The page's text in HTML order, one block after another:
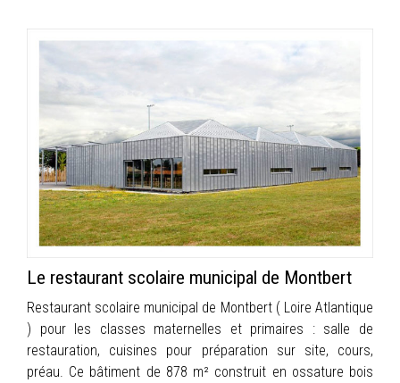
Le restaurant scolaire municipal de Montbert
Restaurant scolaire municipal de Montbert ( Loire Atlantique
) pour les classes maternelles et primaires : salle de
restauration, cuisines pour préparation sur site, cours,
préau. Ce bâtiment de 878 m² construit en ossature bois